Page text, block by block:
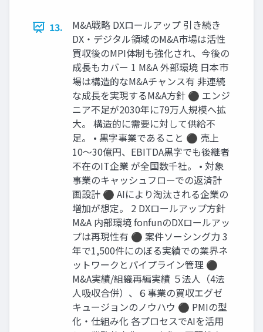
13.
M&A戦略 DXロールアップ 引き続き
DX・デジタル領域のM&A市場は活性
買収後のMPI体制も強化され、今後の
成長もカバー 1 M&A 外部環境 日本市
場は構造的なM&Aチャンス有 非連続
な成長を実現するM&A方針 ⚫ エンジ
ニア不足が2030年に79万人規模へ拡
大。 構造的に需要に対して供給不
足。 • 黒字事業であること ⚫ 売上
10〜30億円、EBITDA黒字でも後継者
不在のIT企業 が全国数千社。 • 対象
事業のキャッシュフローでの返済計
画設計 ⚫ AIにより淘汰される企業の
増加が想定。 2 DXロールアップ方針
M&A 内部環境 fonfunのDXロールアッ
プは再現性有 ⚫ 案件ソーシング力 3
年で1,500件にのぼる実績での業界ネ
ットワークとパイプライン管理 ⚫
M&A実績/組織再編実績 ５法人（4法
人吸収合併）、６事業の買収エグゼ
キュージョンのノウハウ ⚫ PMIの型
化・仕組み化 各プロセスでAIを活用